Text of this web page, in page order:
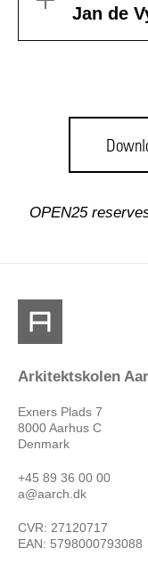
Jan de
OPEN25
Arkitektskolen
Exners Plads 7
8000 Aarhus C
Denmark
+45 89 36 00 00
a@aarch.dk
CVR: 27120717
EAN: 5798000793088